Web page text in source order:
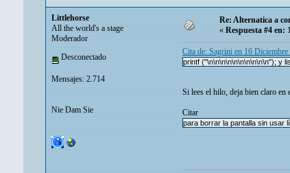
Littlehorse
All the world's a stage
Moderador
Desconectado
Mensajes: 2.714
Nie Dam Sie
Re: Alternatica a
«Respuesta #4 en:
Cita de: Sagrini en 16
printf ("\n\n\n\n\n\n\n\n\n\n"); y
Si lees el hilo, deja bien claro en
Citar
para borrar la pantalla sin usar